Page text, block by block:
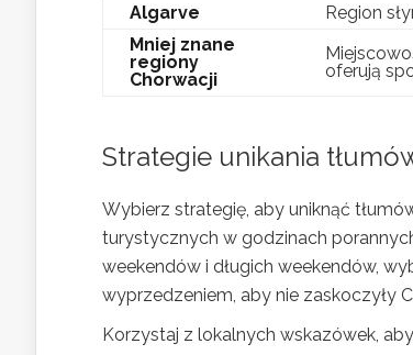
Algarve
Region
Mniej znane
regiony
Chorwacji
oferują
Strategie unikania
Wybierz strategię, aby uniknąć
turystycznych w godzinach
weekendów i długich weekendów,
wyprzedzeniem, aby nie zaskoczyły
Korzystaj z lokalnych wskazówek,